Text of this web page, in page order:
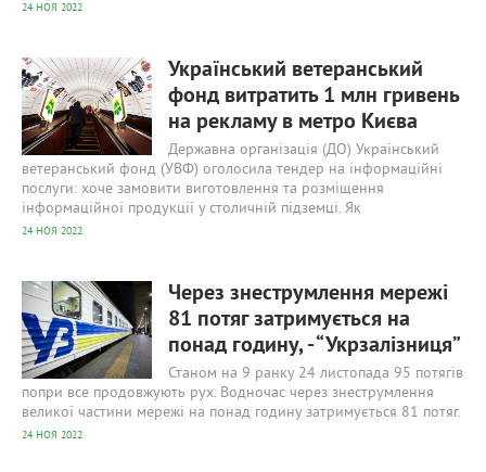
24 НОЯ 2022
Український ветеранський
фонд витратить 1 млн гривень
на рекламу в метро Києва
Державна організація (ДО) Український
ветеранський фонд (УВФ) оголосила тендер на інформаційні
послуги: хоче замовити виготовлення та розміщення
інформаційної продукції у столичній підземці. Як
24 НОЯ 2022
Через знеструмлення мережі
81 потяг затримується на
понад годину, - “Укрзалізниця”
Станом на 9 ранку 24 листопада 95 потягів
попри все продовжують рух. Водночас через знеструмлення
великої частини мережі на понад годину затримується 81 потяг.
24 НОЯ 2022